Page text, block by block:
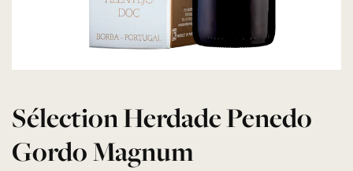
Sélection Herdade Penedo
Gordo Magnum